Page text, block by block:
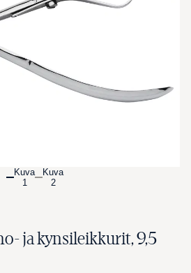
suurennettuna
Kuva
1
Kuva
2
ja kynsileikkurit, 9,5